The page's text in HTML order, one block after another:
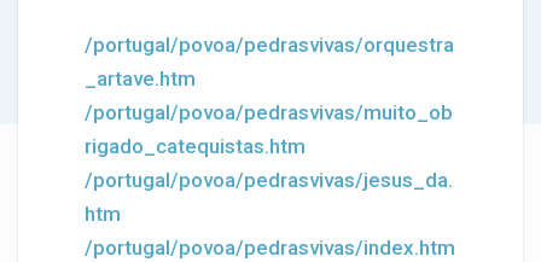
/portugal/povoa/pedrasvivas/orquestra
_artave.htm
/portugal/povoa/pedrasvivas/muito_ob
rigado_catequistas.htm
/portugal/povoa/pedrasvivas/jesus_da.
htm
/portugal/povoa/pedrasvivas/index.htm